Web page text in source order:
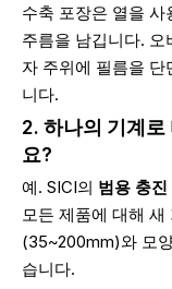
수축 포장은 열을
주름을 남깁니다.
자 주위에 필름을
니다.
2. 하나의 기계로
요?
예. SICI의 범용 충
모든 제품에 대해
(35~200mm)와 모
습니다.